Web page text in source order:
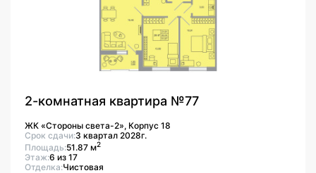
2-комнатная квартира №77
ЖК «Стороны света-2», Корпус 18
Срок сдачи:3 квартал 2028г.
Площадь:51.87 м2
Этаж:6 из 17
Отделка:Чистовая